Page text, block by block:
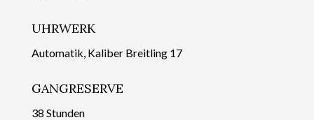
UHRWERK
Automatik, Kaliber Breitling 17
GANGRESERVE
38 Stunden